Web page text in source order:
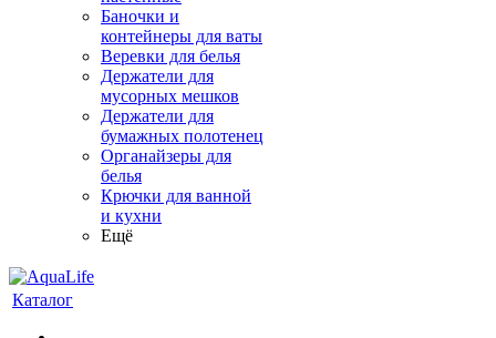
Баночки и
контейнеры для ваты
Веревки для белья
Держатели для
мусорных мешков
Держатели для
бумажных полотенец
Органайзеры для
белья
Крючки для ванной
и кухни
Ещё
Каталог